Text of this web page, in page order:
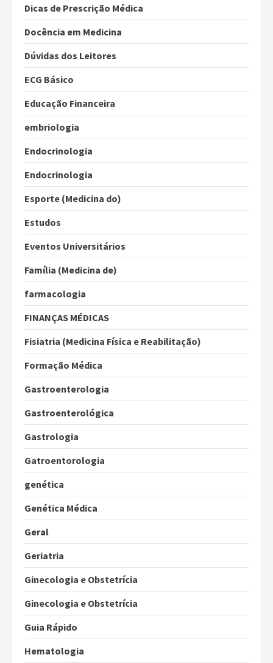
Dicas de Prescrição Médica
Docência em Medicina
Dúvidas dos Leitores
ECG Básico
Educação Financeira
embriologia
Endocrinologia
Endocrinologia
Esporte (Medicina do)
Estudos
Eventos Universitários
Família (Medicina de)
farmacologia
FINANÇAS MÉDICAS
Fisiatria (Medicina Física e Reabilitação)
Formação Médica
Gastroenterologia
Gastroenterológica
Gastrologia
Gatroentorologia
genética
Genética Médica
Geral
Geriatria
Ginecologia e Obstetrícia
Ginecologia e Obstetrícia
Guia Rápido
Hematologia